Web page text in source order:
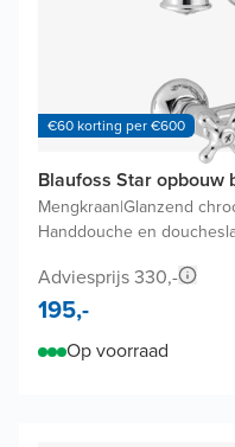
€60 korting per €600
Blaufoss Star opbouw
Mengkraan|Glanzend
Handdouche en
Adviesprijs 330,-
195,-
Op voorraad